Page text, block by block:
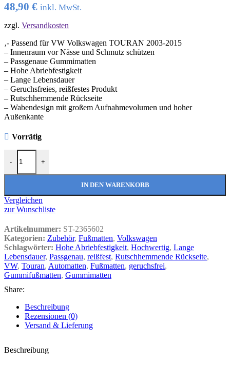
48,90 € inkl. MwSt.
zzgl. Versandkosten
‚- Passend für VW Volkswagen TOURAN 2003-2015
– Innenraum vor Nässe und Schmutz schützen
– Passgenaue Gummimatten
– Hohe Abriebfestigkeit
– Lange Lebensdauer
– Geruchsfreies, reißfestes Produkt
– Rutschhemmende Rückseite
– Wabendesign mit großem Aufnahmevolumen und hoher
Außenkante
Vorrätig
-
Hochwertige Auto Gummifußmatten passend für VW Volkswagen
+
IN DEN WARENKORB
Vergleichen
zur Wunschliste
Artikelnummer: ST-2365602
Kategorien: Zubehör, Fußmatten, Volkswagen
Schlagwörter: Hohe Abriebfestigkeit, Hochwertig, Lange
Lebensdauer, Passgenau, reißfest, Rutschhemmende Rückseite,
VW, Touran, Automatten, Fußmatten, geruchsfrei,
Gummifußmatten, Gummimatten
Share:
Beschreibung
Rezensionen (0)
Versand & Lieferung
Beschreibung